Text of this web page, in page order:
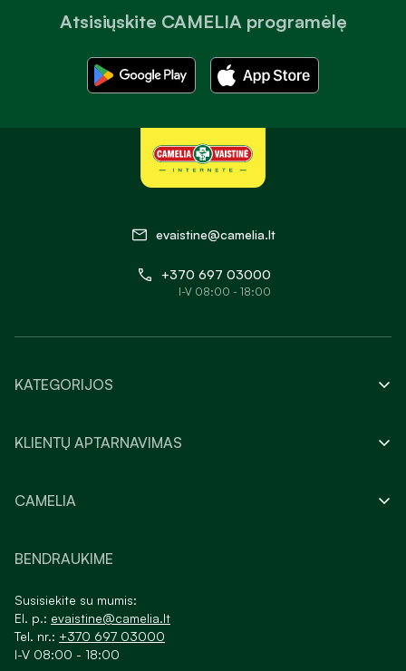
Atsisiųskite CAMELIA programėlę
evaistine@camelia.lt
+370 697 03000
I-V 08:00 - 18:00
KATEGORIJOS
KLIENTŲ APTARNAVIMAS
CAMELIA
BENDRAUKIME
Susisiekite su mumis:
El. p.: evaistine@camelia.lt
Tel. nr.: +370 697 03000
I-V 08:00 - 18:00